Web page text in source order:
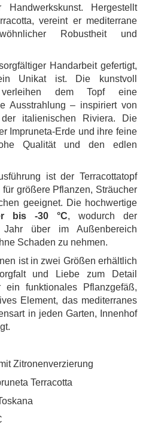
Handwerkskunst. Hergestellt
vereint er mediterrane
Robustheit und
Handarbeit gefertigt,
Unikat ist. Die kunstvoll
verleihen dem Topf eine
Ausstrahlung – inspiriert von
italienischen Riviera. Die
Impruneta-Erde und ihre feine
Qualität und den edlen
ist der Terracottatopf
größere Pflanzen, Sträucher
geeignet. Die hochwertige
bis -30 °C, wodurch der
über im Außenbereich
Schaden zu nehmen.
ist in zwei Größen erhältlich
und Liebe zum Detail
funktionales Pflanzgefäß,
Element, das mediterranes
in jeden Garten, Innenhof
Zitronenverzierung
Terracotta